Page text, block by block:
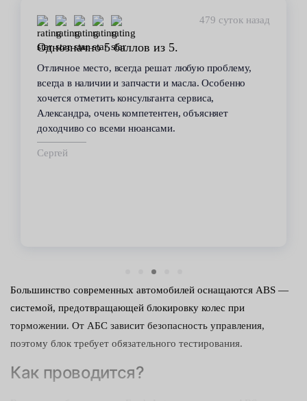
479 суток назад
Однозначно 5 баллов из 5.
Отличное место, всегда решат любую проблему,
всегда в наличии и запчасти и масла. Особенно
хочется отметить консультанта сервиса,
Александра, очень компетентен, объясняет
доходчиво со всеми нюансами.
Сергей
Большинство современных автомобилей оснащаются ABS —
системой, предотвращающей блокировку колес при
торможении. От АБС зависит безопасность управления,
поэтому блок требует обязательного тестирования.
Как проводится?